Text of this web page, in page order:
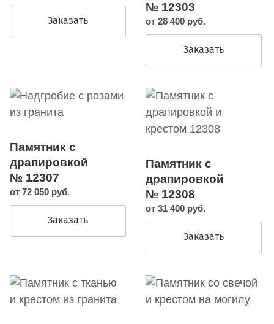
Заказать
№ 12303
от 28 400 руб.
Заказать
Памятник с
драпировкой
№ 12307
от 72 050 руб.
Заказать
Памятник с
драпировкой
№ 12308
от 31 400 руб.
Заказать